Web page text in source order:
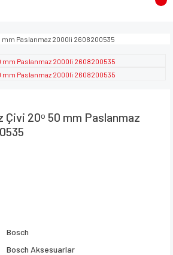
Çivi 20ᵒ 50 mm Paslanmaz
Bosch
Bosch Aksesuarlar